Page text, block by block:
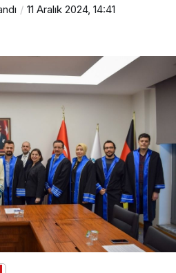
11 Aralık 2024, 14:41